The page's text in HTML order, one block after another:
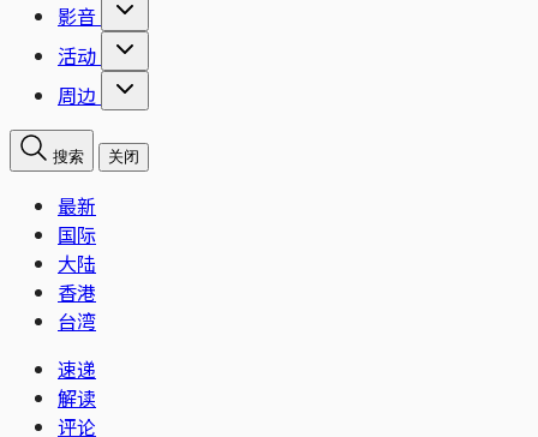
影音
活动
周边
搜索 关闭
最新
国际
大陆
香港
台湾
速递
解读
评论